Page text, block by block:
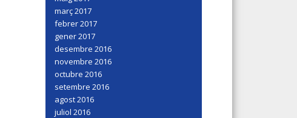
març 2017
febrer 2017
gener 2017
desembre 2016
novembre 2016
octubre 2016
setembre 2016
agost 2016
juliol 2016